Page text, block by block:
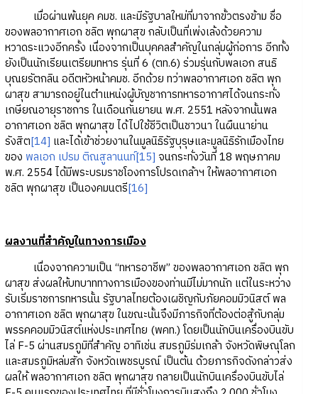
เมื่อผ่านพ้นยุค คมช. และมีรัฐบาลใหม่ที่มาจากขั้วตรงข้าม ชื่อ
ของพลอากาศเอก ชลิต พุกผาสุข กลับเป็นที่เพ่งเล้งด้วยความ
หวาดระแวงอีกครั้ง เนื่องจากเป็นบุคคลสำคัญในกลุ่มผู้ก่อการ อีกทั้ง
ยังเป็นนักเรียนเตรียมทหาร รุ่นที่ 6 (ตท.6) ร่วมรุ่นกับพลเอก สนธิ
บุณยรัตกลิน อดีตหัวหน้าคมช. อีกด้วย ทว่าพลอากาศเอก ชลิต พุก
ผาสุข สามารถอยู่ในตำแหน่งผู้บัญชาการทหารอากาศได้จนกระทั่ง
เกษียณอายุราชการ ในเดือนกันยายน พ.ศ. 2551 หลังจากนั้นพล
อากาศเอก ชลิต พุกผาสุข ได้ไปใช้ชีวิตเป็นชาวนา ในผืนนาย่าน
รังสิต[14] และได้เข้าช่วยงานในมูลนิธิรัฐบุรุษและมูลนิธิรักเมืองไทย
ของ พลเอก เปรม ติณสูลานนท์[15] จนกระทั่งวันที่ 18 พฤษภาคม
พ.ศ. 2554 ได้มีพระบรมราชโองการโปรดเกล้าฯ ให้พลอากาศเอก
ชลิต พุกผาสุข เป็นองคมนตรี[16]
ผลงานที่สำคัญในทางการเมือง
เนื่องจากความเป็น “ทหารอาชีพ” ของพลอากาศเอก ชลิต พุก
ผาสุข ส่งผลให้บทบาททางการเมืองของท่านมีไม่มากนัก แต่ในระหว่าง
รับเริ่มราชการทหารนั้น รัฐบาลไทยต้องเผชิญกับภัยคอมมิวนิสต์ พล
อากาศเอก ชลิต พุกผาสุข ในขณะนั้นจึงมีภารกิจที่ต้องต่อสู้กับกลุ่ม
พรรคคอมมิวนิสต์แห่งประเทศไทย (พคท.) โดยเป็นนักบินเครื่องบินขับ
ไล่ F-5 ผ่านสมรภูมิที่สำคัญ อาทิเช่น สมรภูมิร่มเกล้า จังหวัดพิษณุโลก
และสมรภูมิหล่มสัก จังหวัดเพชรบูรณ์ เป็นต้น ด้วยภารกิจดังกล่าวส่ง
ผลให้ พลอากาศเอก ชลิต พุกผาสุข กลายเป็นนักบินเครื่องบินขับไล่